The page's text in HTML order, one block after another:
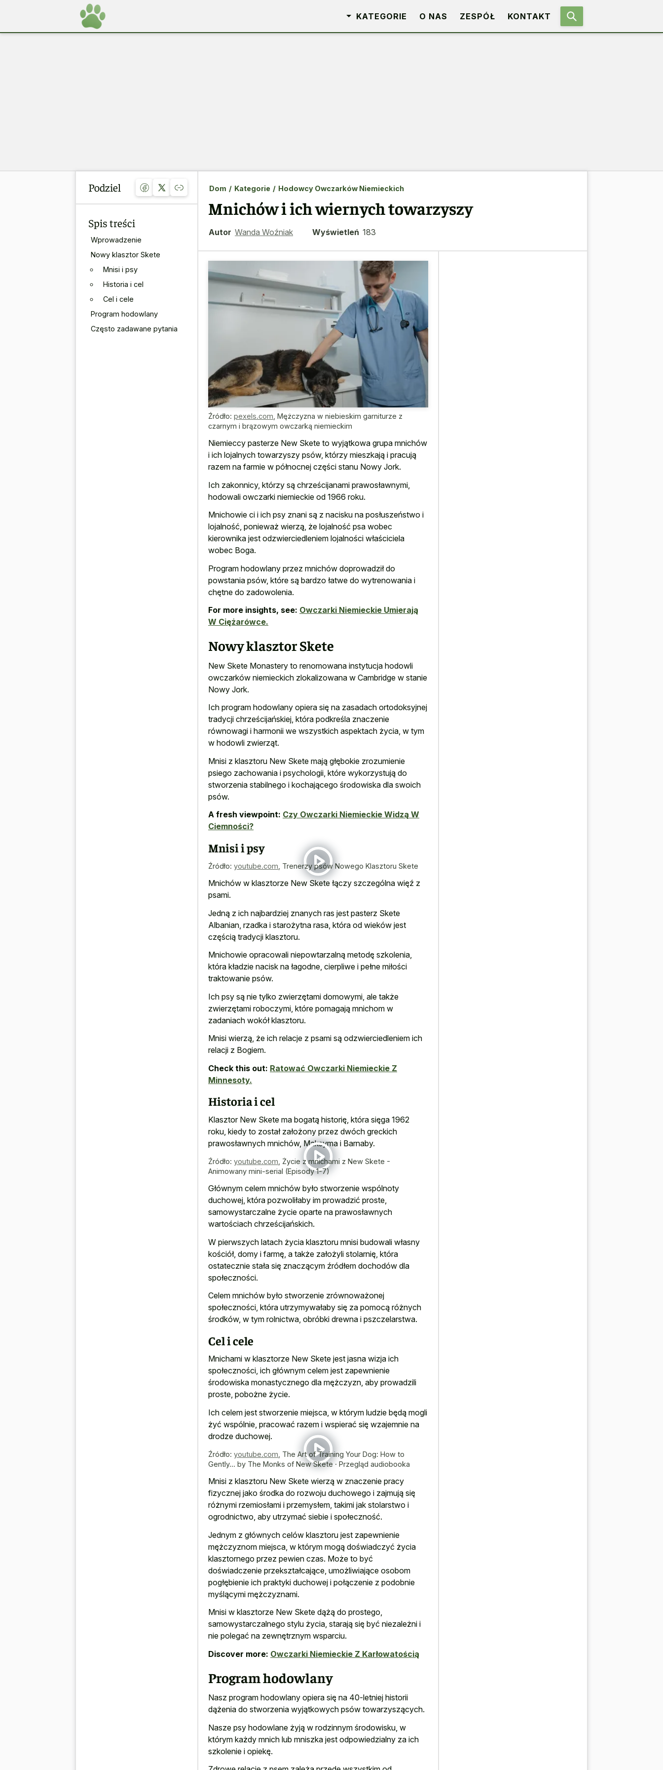
KATEGORIE O NAS ZESPÓŁ KONTAKT
Podziel
Spis treści
Wprowadzenie
Nowy klasztor Skete
Mnisi i psy
Historia i cel
Cel i cele
Program hodowlany
Często zadawane pytania
Dom / Kategorie / Hodowcy Owczarków Niemieckich
Mnichów i ich wiernych towarzyszy
Autor Wanda Woźniak Wyświetleń 183
Źródło: pexels.com Mężczyzna w niebieskim garniturze z
czarnym i brązowym owczarką niemieckim
Niemieccy pasterze New Skete to wyjątkowa grupa mnichów
i ich lojalnych towarzyszy psów, którzy mieszkają i pracują
razem na farmie w północnej części stanu Nowy Jork.
Ich zakonnicy, którzy są chrześcijanami prawosławnymi,
hodowali owczarki niemieckie od 1966 roku.
Mnichowie ci i ich psy znani są z nacisku na posłuszeństwo i
lojalność, ponieważ wierzą, że lojalność psa wobec
kierownika jest odzwierciedleniem lojalności właściciela
wobec Boga.
Program hodowlany przez mnichów doprowadził do
powstania psów, które są bardzo łatwe do wytrenowania i
chętne do zadowolenia.
For more insights, see: Owczarki Niemieckie Umierają
W Ciężarówce.
Nowy klasztor Skete
New Skete Monastery to renomowana instytucja hodowli
owczarków niemieckich zlokalizowana w Cambridge w stanie
Nowy Jork.
Ich program hodowlany opiera się na zasadach ortodoksyjnej
tradycji chrześcijańskiej, która podkreśla znaczenie
równowagi i harmonii we wszystkich aspektach życia, w tym
w hodowli zwierząt.
Mnisi z klasztoru New Skete mają głębokie zrozumienie
psiego zachowania i psychologii, które wykorzystują do
stworzenia stabilnego i kochającego środowiska dla swoich
psów.
A fresh viewpoint: Czy Owczarki Niemieckie Widzą W
Ciemności?
Mnisi i psy
Źródło: youtube.com Trenerzy psów Nowego Klasztoru Skete
Mnichów w klasztorze New Skete łączy szczególna więź z
psami.
Jedną z ich najbardziej znanych ras jest pasterz Skete
Albanian, rzadka i starożytna rasa, która od wieków jest
częścią tradycji klasztoru.
Mnichowie opracowali niepowtarzalną metodę szkolenia,
która kładzie nacisk na łagodne, cierpliwe i pełne miłości
traktowanie psów.
Ich psy są nie tylko zwierzętami domowymi, ale także
zwierzętami roboczymi, które pomagają mnichom w
zadaniach wokół klasztoru.
Mnisi wierzą, że ich relacje z psami są odzwierciedleniem ich
relacji z Bogiem.
Check this out: Ratować Owczarki Niemieckie Z
Minnesoty.
Historia i cel
Klasztor New Skete ma bogatą historię, która sięga 1962
roku, kiedy to został założony przez dwóch greckich
prawosławnych mnichów, Maksyma i Barnaby.
Źródło: youtube.com Życie z mnichami z New Skete -
Animowany mini-serial (Episody 1-7)
Głównym celem mnichów było stworzenie wspólnoty
duchowej, która pozwoliłaby im prowadzić proste,
samowystarczalne życie oparte na prawosławnych
wartościach chrześcijańskich.
W pierwszych latach życia klasztoru mnisi budowali własny
kościół, domy i farmę, a także założyli stolarnię, która
ostatecznie stała się znaczącym źródłem dochodów dla
społeczności.
Celem mnichów było stworzenie zrównoważonej
społeczności, która utrzymywałaby się za pomocą różnych
środków, w tym rolnictwa, obróbki drewna i pszczelarstwa.
Cel i cele
Mnichami w klasztorze New Skete jest jasna wizja ich
społeczności, ich głównym celem jest zapewnienie
środowiska monastycznego dla mężczyzn, aby prowadzili
proste, pobożne życie.
Ich celem jest stworzenie miejsca, w którym ludzie będą mogli
żyć wspólnie, pracować razem i wspierać się wzajemnie na
drodze duchowej.
Źródło: youtube.com The Art of Training Your Dog: How to
Gently... by The Monks of New Skete · Przegląd audiobooka
Mnisi z klasztoru New Skete wierzą w znaczenie pracy
fizycznej jako środka do rozwoju duchowego i zajmują się
różnymi rzemiosłami i przemysłem, takimi jak stolarstwo i
ogrodnictwo, aby utrzymać siebie i społeczność.
Jednym z głównych celów klasztoru jest zapewnienie
mężczyznom miejsca, w którym mogą doświadczyć życia
klasztornego przez pewien czas. Może to być
doświadczenie przekształcające, umożliwiające osobom
pogłębienie ich praktyki duchowej i połączenie z podobnie
myślącymi mężczyznami.
Mnisi w klasztorze New Skete dążą do prostego,
samowystarczalnego stylu życia, starają się być niezależni i
nie polegać na zewnętrznym wsparciu.
Discover more: Owczarki Niemieckie Z Karłowatością
Program hodowlany
Nasz program hodowlany opiera się na 40-letniej historii
dążenia do stworzenia wyjątkowych psów towarzyszących.
Nasze psy hodowlane żyją w rodzinnym środowisku, w
którym każdy mnich lub mniszka jest odpowiedzialny za ich
szkolenie i opiekę.